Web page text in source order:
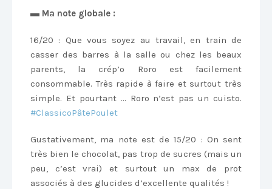
▬ Ma note globale :
16/20 : Que vous soyez au travail, en train de
casser des barres à la salle ou chez les beaux
parents, la crép’o Roro est facilement
consommable. Très rapide à faire et surtout très
simple. Et pourtant … Roro n’est pas un cuisto.
‪#‎ClassicoPâtePoulet‬
Gustativement, ma note est de 15/20 : On sent
très bien le chocolat, pas trop de sucres (mais un
peu, c’est vrai) et surtout un max de prot
associés à des glucides d’excellente qualités !